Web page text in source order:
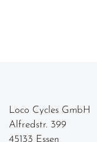
Loco Cycles GmbH
Alfredstr. 399
45133 Essen